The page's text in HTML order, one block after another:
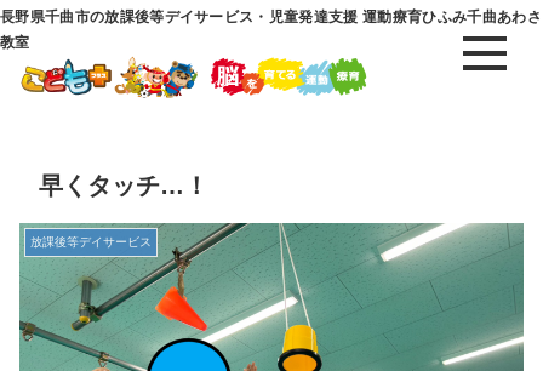
長野県千曲市の放課後等デイサービス・児童発達支援 運動療育ひふみ千曲あわさ
教室
早くタッチ…！
放課後等デイサービス